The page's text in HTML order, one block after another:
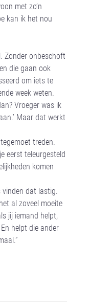
met zo’n
kan ik het nou
Zonder onbeschoft
die gaan ook
om iets te
week weten.
Vroeger was ik
Maar dat werkt
treden.
eerst teleurgesteld
komen
vinden dat lastig.
al zoveel moeite
jij iemand helpt,
helpt die ander